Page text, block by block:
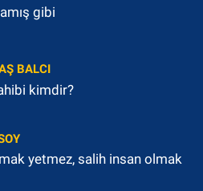
gibi
BALCI
kimdir?
yetmez, salih insan olmak